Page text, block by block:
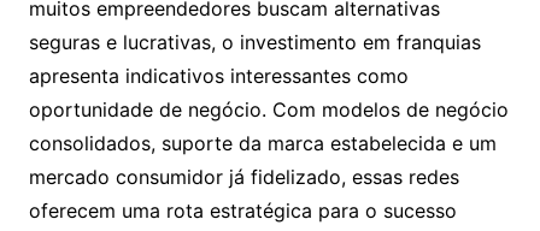
muitos empreendedores buscam alternativas
seguras e lucrativas, o investimento em franquias
apresenta indicativos interessantes como
oportunidade de negócio. Com modelos de negócio
consolidados, suporte da marca estabelecida e um
mercado consumidor já fidelizado, essas redes
oferecem uma rota estratégica para o sucesso